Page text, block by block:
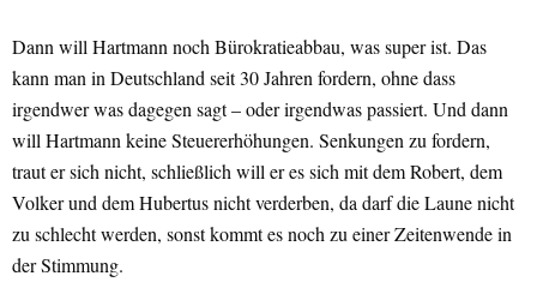
Dann will Hartmann noch Bürokratieabbau, was super ist. Das
kann man in Deutschland seit 30 Jahren fordern, ohne dass
irgendwer was dagegen sagt – oder irgendwas passiert. Und dann
will Hartmann keine Steuererhöhungen. Senkungen zu fordern,
traut er sich nicht, schließlich will er es sich mit dem Robert, dem
Volker und dem Hubertus nicht verderben, da darf die Laune nicht
zu schlecht werden, sonst kommt es noch zu einer Zeitenwende in
der Stimmung.